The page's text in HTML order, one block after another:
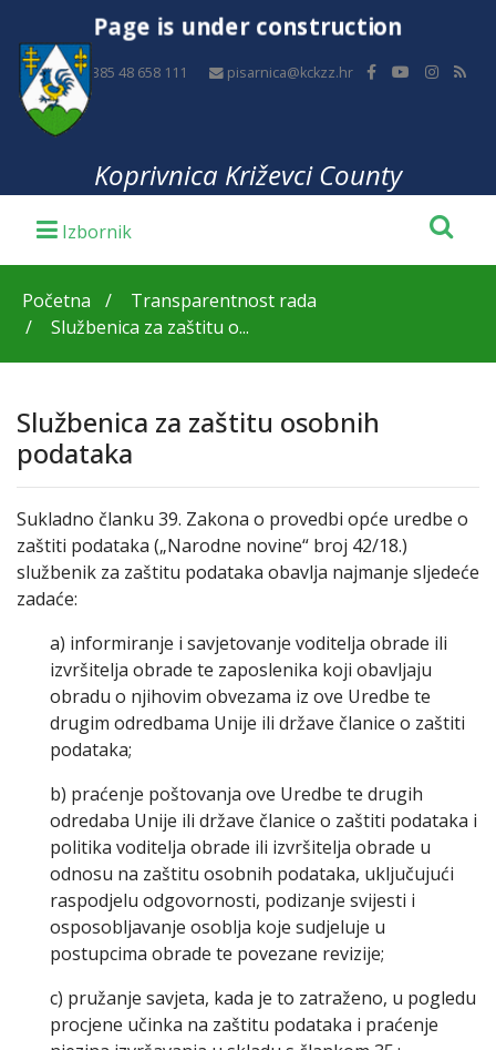
Page is under construction
+385 48 658 111 pisarnica@kckzz.hr
Koprivnica Križevci County
Početna
Transparentnost rada
Službenica za zaštitu o...
Službenica za zaštitu osobnih
podataka
Sukladno članku 39. Zakona o provedbi opće uredbe o
zaštiti podataka („Narodne novine“ broj 42/18.)
službenik za zaštitu podataka obavlja najmanje sljedeće
zadaće:
a) informiranje i savjetovanje voditelja obrade ili
izvršitelja obrade te zaposlenika koji obavljaju
obradu o njihovim obvezama iz ove Uredbe te
drugim odredbama Unije ili države članice o zaštiti
podataka;
b) praćenje poštovanja ove Uredbe te drugih
odredaba Unije ili države članice o zaštiti podataka i
politika voditelja obrade ili izvršitelja obrade u
odnosu na zaštitu osobnih podataka, uključujući
raspodjelu odgovornosti, podizanje svijesti i
osposobljavanje osoblja koje sudjeluje u
postupcima obrade te povezane revizije;
c) pružanje savjeta, kada je to zatraženo, u pogledu
procjene učinka na zaštitu podataka i praćenje